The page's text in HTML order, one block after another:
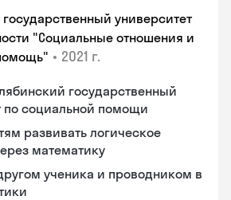
университет
"Социальные отношения и
• 2021 г.
государственный
по социальной помощи
развивать логическое
математику
ученика и проводником в